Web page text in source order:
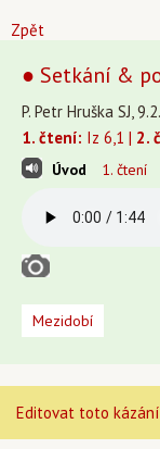
Zpět
● Setkání &
P. Petr Hruška SJ,
1. čtení: Iz 6,1 | 2.
Úvod 1. čtení
Mezidobí
Editovat toto kázání